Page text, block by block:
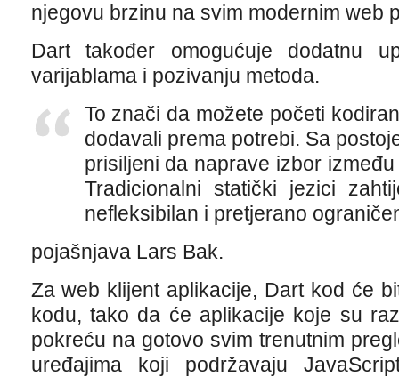
njegovu brzinu na svim modernim web
Dart također omogućuje dodatnu
varijablama i pozivanju metoda.
To znači da možete početi
dodavali prema potrebi. Sa
prisiljeni da naprave izbor
Tradicionalni statički jezici
nefleksibilan i pretjerano
pojašnjava Lars Bak.
Za web klijent aplikacije, Dart kod će
kodu, tako da će aplikacije koje su
pokreću na gotovo svim trenutnim
uređajima koji podržavaju